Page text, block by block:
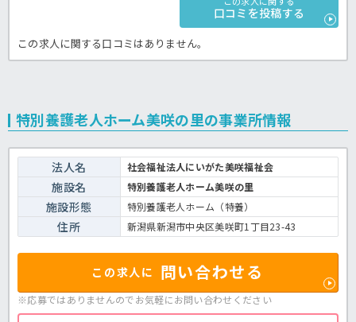
口コミを投稿する
この求人に関する口コミはありません。
特別養護老人ホーム美咲の里の事業所情報
法人名 社会福祉法人にいがた美咲福祉会
施設名 特別養護老人ホーム美咲の里
施設形態 特別養護老人ホーム（特養）
住所 新潟県新潟市中央区美咲町1丁目23-43
この求人に 問い合わせる
※応募ではありませんのでお気軽にお問い合わせください